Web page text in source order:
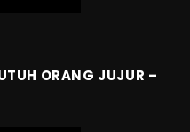
ORANG JUJUR –